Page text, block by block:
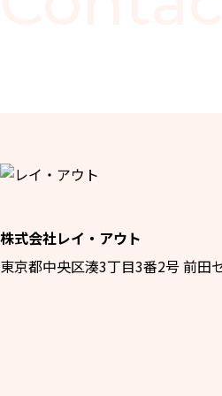
株式会社レイ・アウト
東京都中央区湊3丁目3番2号 前田